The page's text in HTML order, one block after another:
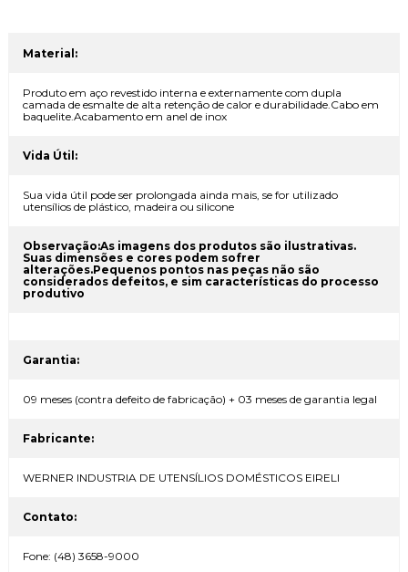
Material:
Produto em aço revestido interna e externamente com dupla
camada de esmalte de alta retenção de calor e durabilidade.Cabo em
baquelite.Acabamento em anel de inox
Vida Útil:
Sua vida útil pode ser prolongada ainda mais, se for utilizado
utensílios de plástico, madeira ou silicone
Observação:As imagens dos produtos são ilustrativas.
Suas dimensões e cores podem sofrer
alterações.Pequenos pontos nas peças não são
considerados defeitos, e sim características do processo
produtivo
Garantia:
09 meses (contra defeito de fabricação) + 03 meses de garantia legal
Fabricante:
WERNER INDUSTRIA DE UTENSÍLIOS DOMÉSTICOS EIRELI
Contato:
Fone: (48) 3658-9000